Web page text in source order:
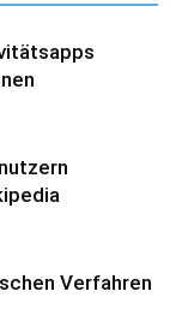
Verfahren